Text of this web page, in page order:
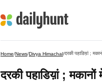
Home/News/Divya Himachal/दरकी पहाडिय़ां ;
दरकी पहाडिय़ां ;